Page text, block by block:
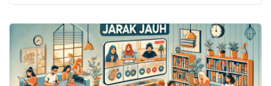
formal, desain busana 2025 akan mengutamakan
fungsi tanpa mengurangi sisi estetika. Para desainer
dan penggemar mode […]